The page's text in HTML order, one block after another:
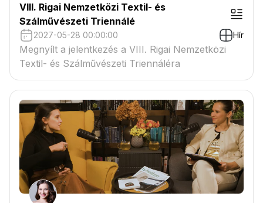
VIII. Rigai Nemzetközi Textil- és
Szálművészeti Triennálé
2027-05-28 00:00:00 Hír
Megnyílt a jelentkezés a VIII. Rigai Nemzetközi
Textil- és Szálművészeti Triennáléra